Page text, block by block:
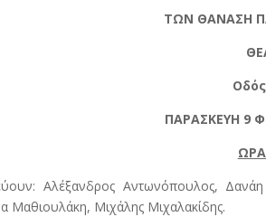
ΤΩΝ ΘΑΝΑΣΗ
ΠΑΡΑΣΚΕΥΗ 9
Αλέξανδρος Αντωνόπουλος,
Μαθιουλάκη, Μιχάλης Μιχαλακίδης.